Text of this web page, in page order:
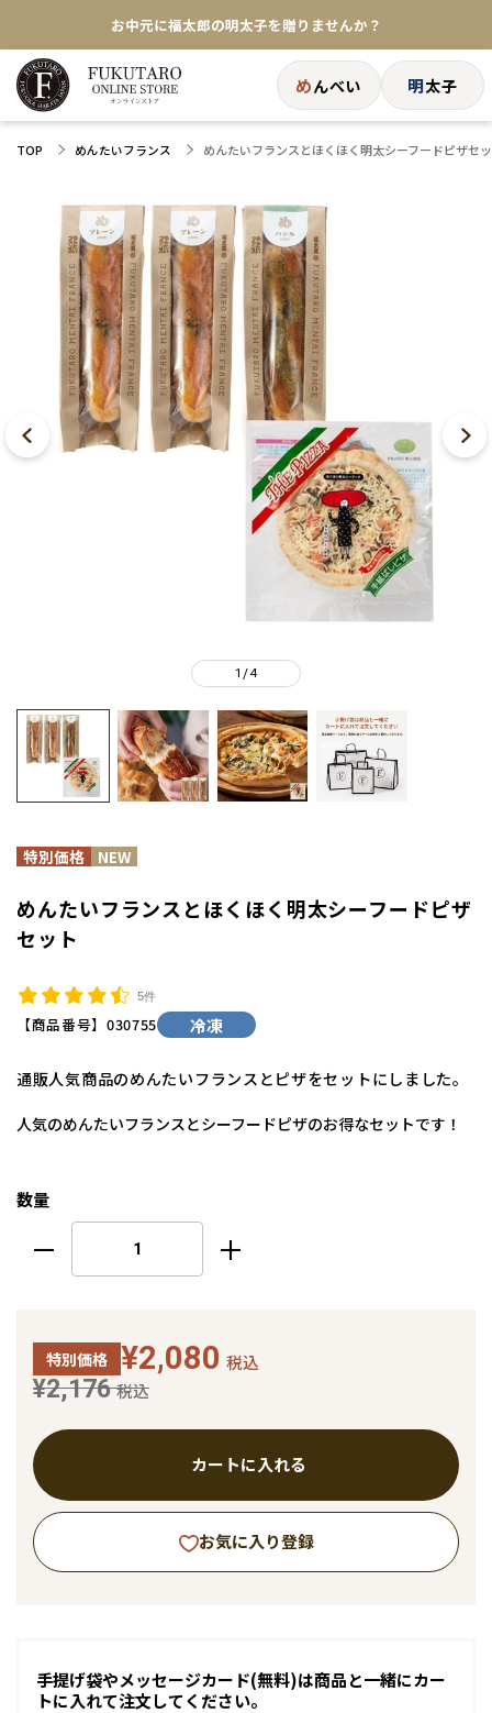
お中元に福太郎の明太子を贈りませんか？
★めんべい25周年記念商品が登場★
【色々な味を試したい方へ】ポストイン！めんべい
めんべい 明太子
TOP めんたいフランス めんたいフランスとほくほく明太シーフードピザセ
1 /4
めんたいフランスとほくほく明太シーフードピザ
セット
5件
【商品番号】 030755 冷凍
通販人気商品のめんたいフランスとピザをセットにしました。
人気のめんたいフランスとシーフードピザのお得なセットです！
数量
¥2,080 税込
特別価格
¥2,176 税込
カートに入れる
お気に入り登録
手提げ袋やメッセージカード(無料)は商品と一緒にカー
トに入れて注文してください。